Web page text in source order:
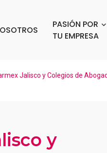
PASIÓN POR
TU EMPRESA
Jalisco y Colegios de
y